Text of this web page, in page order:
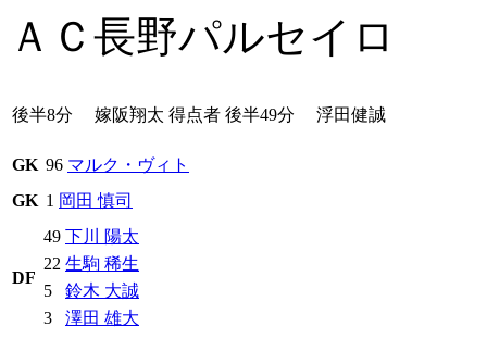
ＡＣ長野パルセイロ
後半8分 嫁阪翔太 得点者 後半49分 浮田健誠
GK 96 マルク・ヴィト
GK 1 岡田 慎司
DF
49 下川 陽太
22 生駒 稀生
5
鈴木 大誠
3
澤田 雄大